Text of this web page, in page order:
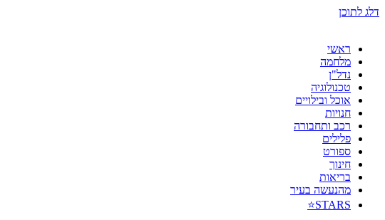
דלג לתוכן
ראשי
מלחמה
נדל"ן
טכנולוגיה
אוכל ובילויים
חנויות
רכב ותחבורה
פלילים
ספורט
חינוך
בריאות
מהנעשה בעיר
STARS⭐